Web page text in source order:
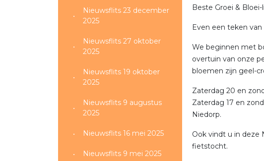
Nieuwsflits 23 december
2025
Nieuwsflits 27 oktober
2025
Nieuwsflits 19 oktober
2025
Nieuwsflits 9 augustus
2025
Nieuwsflits 16 mei 2025
Nieuwsflits 9 mei 2025
Beste Groei &
Even een teken
We beginnen met
overtuin van onze
bloemen zijn geel-
Zaterdag 20 en
Zaterdag 17 en
Niedorp.
Ook vindt u in deze
fietstocht.